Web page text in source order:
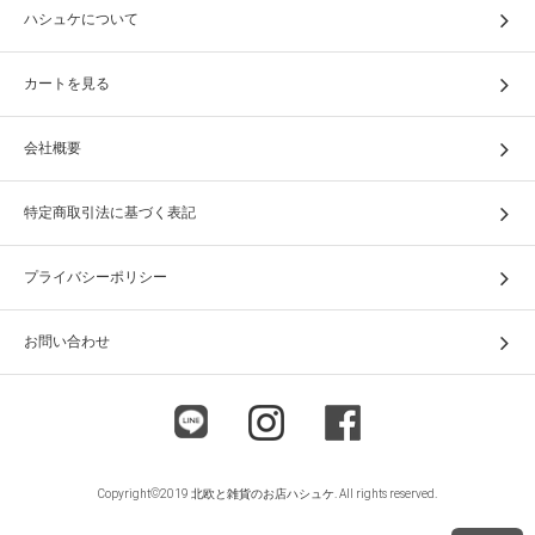
ハシュケについて
カートを見る
会社概要
特定商取引法に基づく表記
プライバシーポリシー
お問い合わせ
Copyright©2019 北欧と雑貨のお店ハシュケ. All rights reserved.